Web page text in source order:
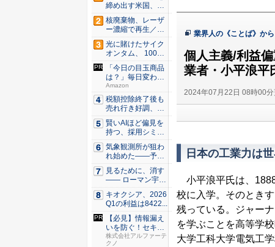
業界人の《ことば》から
個人主義/利益
業者・小平浪平
2024年07月22日 08時00
日本の工業力は
小平浪平氏は、
校に入学。そのとき
残っている。ジャー
を学ぶことを高等学
大学工科大学電気工
締め出す米国、そ
の研究は...
核廃棄物、レーザ
ー濃縮で再生／ブ
タ腎臓、...
光に賭けたサイク
オンタム、 100万
量子...
「今日の目玉商品
は？」毎日変わる
Amaz...
Amazon
税額控除終了後も
売れ行き好調、米
国ヒート...
賢いAIほど偏見を
持つ、採用シミュ
レーシ...
気象観測所が狙わ
れ始めた——予測
市場とA...
見るために、消す
—— ローマン宇宙
望遠鏡...
キオクシア、2026
Q1の利益は8422...
【必見】情報漏え
いを防ぐ！セキュ
リティ実...
株式会社アルファーテ
クノ